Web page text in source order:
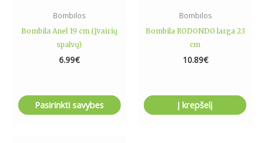
Bombilos
Bombila Anel 19 cm (Įvairių
spalvų)
6.99€
Pasirinkti savybes
page
Bombilos
Bombila RODONDO larga 23
cm
10.89€
Į krepšelį